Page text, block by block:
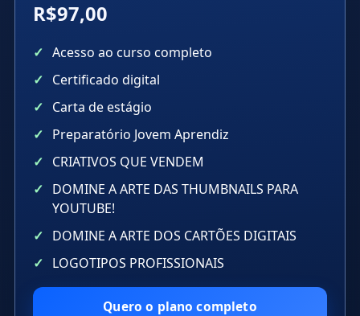
R$97,00
Acesso ao curso completo
Certificado digital
Carta de estágio
Preparatório Jovem Aprendiz
CRIATIVOS QUE VENDEM
DOMINE A ARTE DAS THUMBNAILS PARA
YOUTUBE!
DOMINE A ARTE DOS CARTÕES DIGITAIS
LOGOTIPOS PROFISSIONAIS
Quero o plano completo